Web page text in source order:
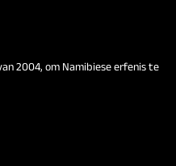
2004, om Namibiese erfenis te